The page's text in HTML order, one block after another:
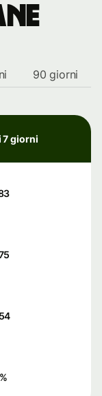
90 giorni
7 giorni